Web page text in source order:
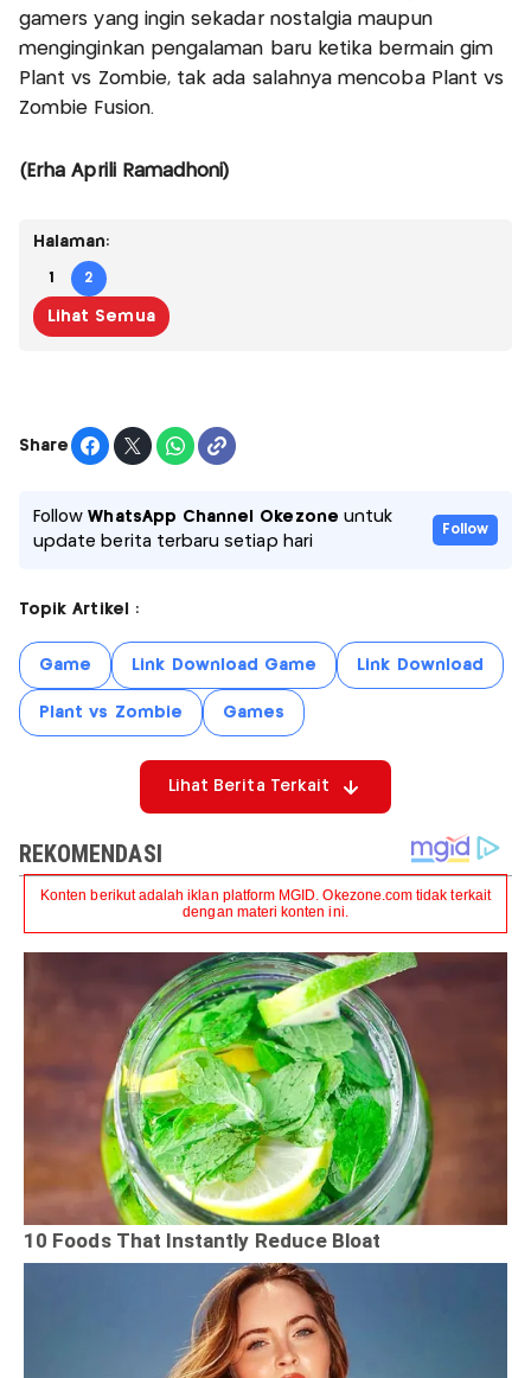
gamers yang ingin sekadar nostalgia maupun
menginginkan pengalaman baru ketika bermain gim
Plant vs Zombie, tak ada salahnya mencoba Plant vs
Zombie Fusion.
(Erha Aprili Ramadhoni)
Halaman:
1 2
Lihat Semua
Share
FollowWhatsApp Channel Okezone untuk
update berita terbaru setiap hari
Follow
Topik Artikel :
Game Link Download Game Link Download
Plant vs Zombie Games
Lihat Berita Terkait